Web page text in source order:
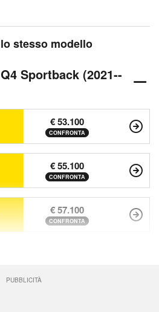
stesso modello
Sportback (2021--
€ 53.100
CONFRONTA
€ 55.100
CONFRONTA
€ 57.100
CONFRONTA
PUBBLICITÀ